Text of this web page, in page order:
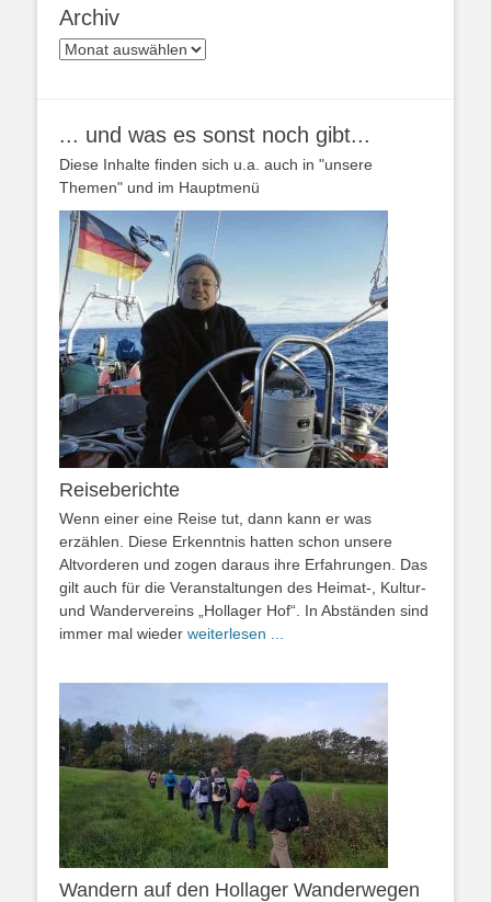
Archiv
Archiv
... und was es sonst noch gibt...
Diese Inhalte finden sich u.a. auch in "unsere
Themen" und im Hauptmenü
Reiseberichte
Wenn einer eine Reise tut, dann kann er was
erzählen. Diese Erkenntnis hatten schon unsere
Altvorderen und zogen daraus ihre Erfahrungen. Das
gilt auch für die Veranstaltungen des Heimat-, Kultur-
und Wandervereins „Hollager Hof“. In Abständen sind
immer mal wieder weiterlesen ...
Wandern auf den Hollager Wanderwegen